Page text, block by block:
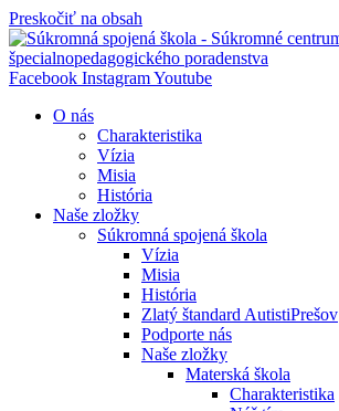
Preskočiť na obsah
Facebook InstagramYoutube
O nás
Charakteristika
Vízia
Misia
História
Naše zložky
Súkromná spojená škola
Vízia
Misia
História
Zlatý štandard AutistiPrešov
Podporte nás
Naše zložky
Materská škola
Charakteristika